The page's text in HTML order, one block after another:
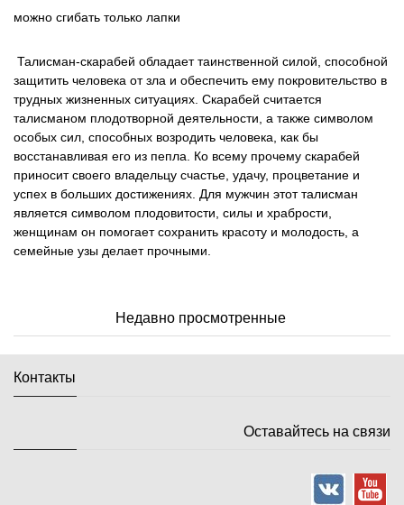
можно сгибать только лапки
Талисман-скарабей обладает таинственной силой, способной
защитить человека от зла и обеспечить ему покровительство в
трудных жизненных ситуациях. Скарабей считается
талисманом плодотворной деятельности, а также символом
особых сил, способных возродить человека, как бы
восстанавливая его из пепла. Ко всему прочему скарабей
приносит своего владельцу счастье, удачу, процветание и
успех в больших достижениях. Для мужчин этот талисман
является символом плодовитости, силы и храбрости,
женщинам он помогает сохранить красоту и молодость, а
семейные узы делает прочными.
Недавно просмотренные
Контакты
Оставайтесь на связи